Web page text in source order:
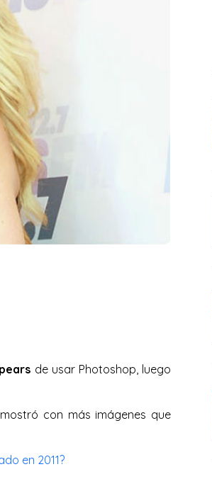
de usar Photoshop, luego
con más imágenes que
en 2011?